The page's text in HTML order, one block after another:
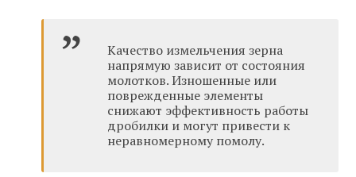
Качество измельчения зерна
напрямую зависит от состояния
молотков. Изношенные или
поврежденные элементы
снижают эффективность работы
дробилки и могут привести к
неравномерному помолу.